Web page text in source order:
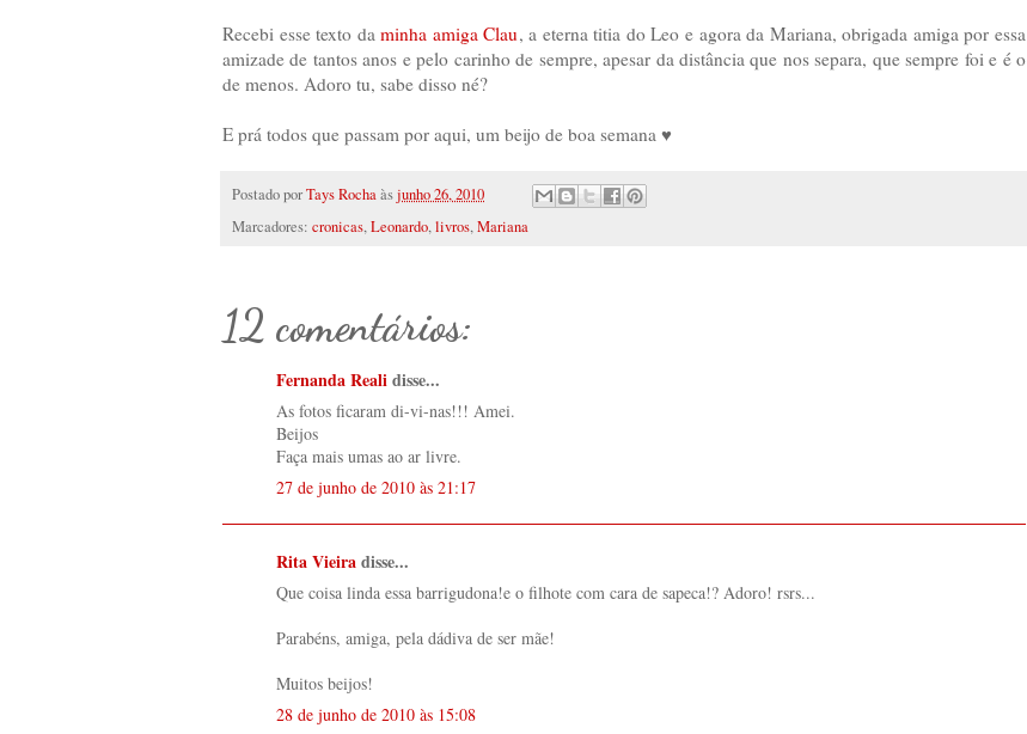
Recebi esse texto daminha amiga Clau, a eterna titia do Leo e agora da Mariana, obrigada amiga por essa
amizade de tantos anos e pelo carinho de sempre, apesar da distância que nos separa, que sempre foi e é o
de menos. Adoro tu, sabe disso né?
E prá todos que passam por aqui, um beijo de boa semana ♥
Postado porTays Rochaàsjunho 26, 2010
Marcadores: cronicas,Leonardo,livros,Mariana
12 comentários:
Fernanda Realidisse...
As fotos ficaram di-vi-nas!!! Amei.
Beijos
Faça mais umas ao ar livre.
27 de junho de 2010 às 21:17
Rita Vieiradisse...
Que coisa linda essa barrigudona!e o filhote com cara de sapeca!? Adoro! rsrs...
Parabéns, amiga, pela dádiva de ser mãe!
Muitos beijos!
28 de junho de 2010 às 15:08